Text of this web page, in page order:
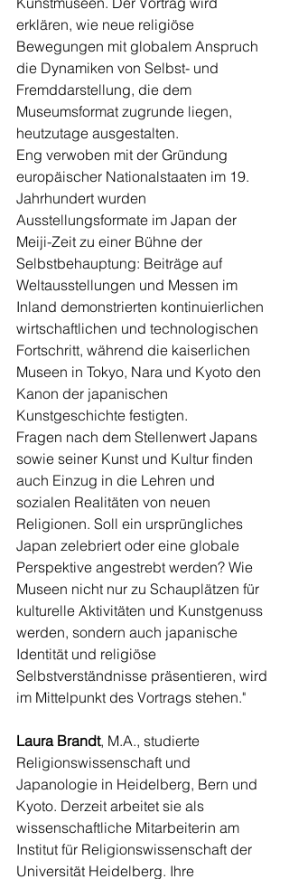
erklären, wie neue religiöse
Bewegungen mit globalem Anspruch
die Dynamiken von Selbst- und
Fremddarstellung, die dem
Museumsformat zugrunde liegen,
heutzutage ausgestalten.
Eng verwoben mit der Gründung
europäischer Nationalstaaten im 19.
Jahrhundert wurden
Ausstellungsformate im Japan der
Meiji-Zeit zu einer Bühne der
Selbstbehauptung: Beiträge auf
Weltausstellungen und Messen im
Inland demonstrierten kontinuierlichen
wirtschaftlichen und technologischen
Fortschritt, während die kaiserlichen
Museen in Tokyo, Nara und Kyoto den
Kanon der japanischen
Kunstgeschichte festigten.
Fragen nach dem Stellenwert Japans
sowie seiner Kunst und Kultur finden
auch Einzug in die Lehren und
sozialen Realitäten von neuen
Religionen. Soll ein ursprüngliches
Japan zelebriert oder eine globale
Perspektive angestrebt werden? Wie
Museen nicht nur zu Schauplätzen für
kulturelle Aktivitäten und Kunstgenuss
werden, sondern auch japanische
Identität und religiöse
Selbstverständnisse präsentieren, wird
im Mittelpunkt des Vortrags stehen."
Laura Brandt, M.A., studierte
Religionswissenschaft und
Japanologie in Heidelberg, Bern und
Kyoto. Derzeit arbeitet sie als
wissenschaftliche Mitarbeiterin am
Institut für Religionswissenschaft der
Universität Heidelberg. Ihre